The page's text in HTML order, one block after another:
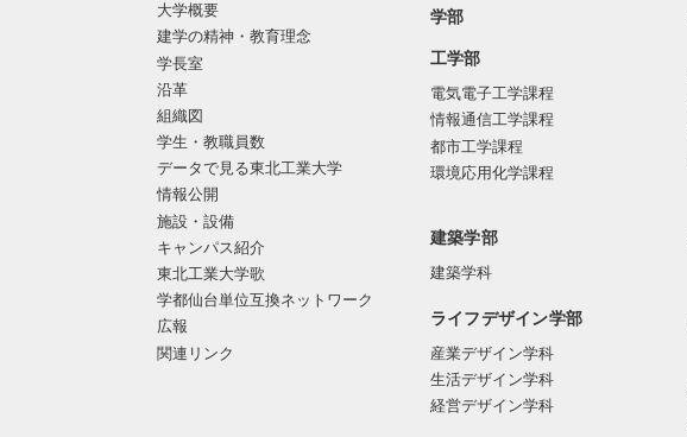
大学概要
建学の精神・教育理念
学長室
沿革
組織図
学生・教職員数
データで見る東北工業大学
情報公開
施設・設備
キャンパス紹介
東北工業大学歌
学都仙台単位互換ネットワーク
広報
関連リンク
学部
工学部
電気電子工学課程
情報通信工学課程
都市工学課程
環境応用化学課程
建築学部
建築学科
ライフデザイン学部
産業デザイン学科
生活デザイン学科
経営デザイン学科